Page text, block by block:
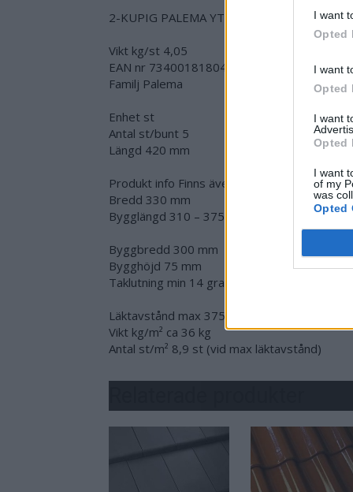
I want
Opted
I want
Opted
I want
Opted
I want
of my
was
Opted
2-KUPIG PALEMA YTBEHANDLAD
Vikt kg/st 4,05
EAN nr 7340018180428
Familj Palema
Enhet st
Antal st/bunt 5
Längd 420 mm
Produkt info Finns även i halvpall i samtliga
Bredd 330 mm
Bygglängd 310 – 375 mm
Byggbredd 300 mm
Bygghöjd 75 mm
Taklutning min 14 grader
Läktavstånd max 375 mm
Vikt kg/m² ca 36 kg
Antal st/m² 8,9 st (vid max läktavstånd)